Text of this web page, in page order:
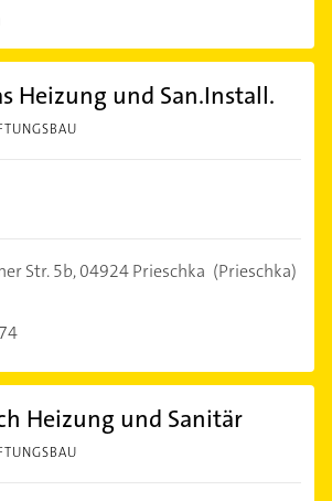
Heizung und San.Install.
Str. 5b,04924 Prieschka (Prieschka)
Heizung und Sanitär